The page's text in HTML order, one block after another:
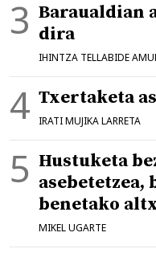
Baraualdian
dira
IHINTZA TELLABIDE
Txertaketa
IRATI MUJIKA LARRETA
Hustuketa
benetako
MIKEL UGARTE